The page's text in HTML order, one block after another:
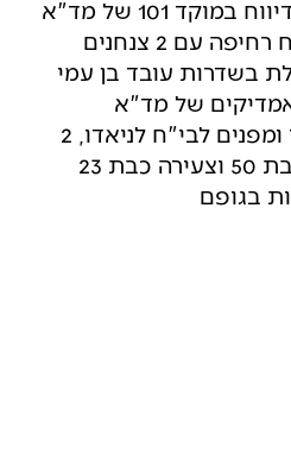
בשעה 15:26 התקבל דיווח במוקד 101 של מד"א
במרחב שרון, על מצנח רחיפה עם 2 צנחנים
בשדרות עובד בן עמי
של מד"א
מעניקים טיפול רפואי ומפנים לבי"ח לניאדו, 2
פצועות בהן: אישה כבת 50 וצעירה כבת 23
בגופם